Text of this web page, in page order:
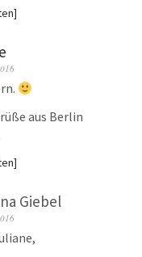
aus Berlin
Giebel